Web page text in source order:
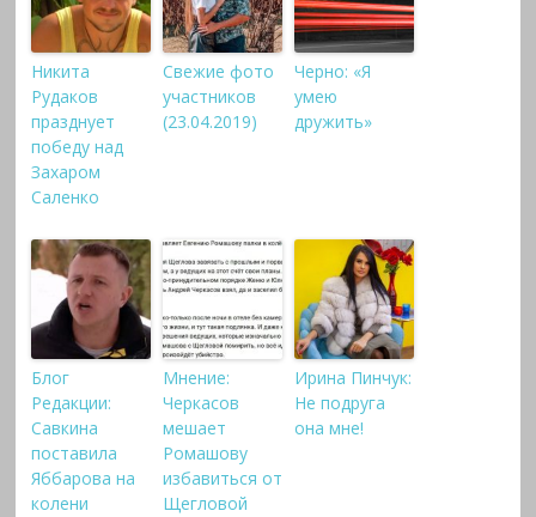
Никита
Рудаков
празднует
победу над
Захаром
Саленко
Свежие фото
участников
(23.04.2019)
Черно: «Я
умею
дружить»
Блог
Редакции:
Савкина
поставила
Яббарова на
колени
Мнение:
Черкасов
мешает
Ромашову
избавиться от
Щегловой
Ирина Пинчук:
Не подруга
она мне!